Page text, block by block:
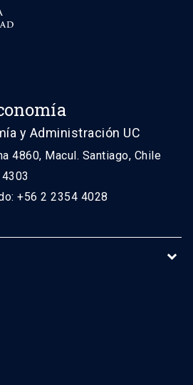
y Administración UC
4860, Macul. Santiago, Chile
+56 2 2354 4028